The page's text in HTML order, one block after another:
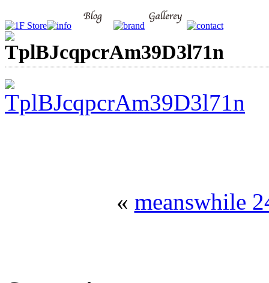
TplBJcqpcrAm39D3l71n
« meanswhile